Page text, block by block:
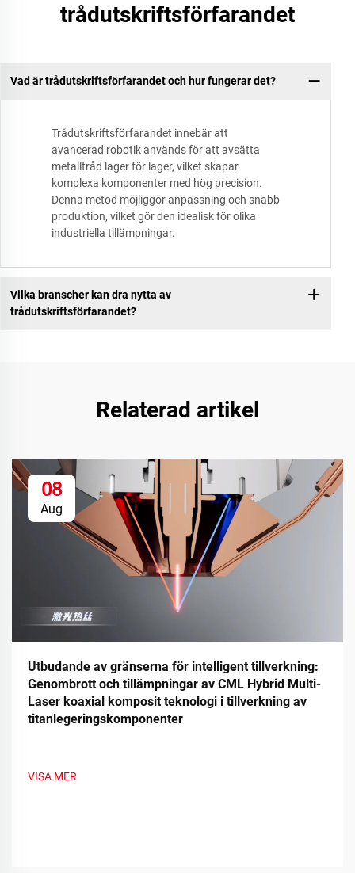
trådutskriftsförfarandet
Vad är trådutskriftsförfarandet och hur fungerar det?
Trådutskriftsförfarandet innebär att
avancerad robotik används för att avsätta
metalltråd lager för lager, vilket skapar
komplexa komponenter med hög precision.
Denna metod möjliggör anpassning och snabb
produktion, vilket gör den idealisk för olika
industriella tillämpningar.
Vilka branscher kan dra nytta av
trådutskriftsförfarandet?
Relaterad artikel
08
Aug
Utbudande av gränserna för intelligent tillverkning:
Genombrott och tillämpningar av CML Hybrid Multi-
Laser koaxial komposit teknologi i tillverkning av
titanlegeringskomponenter
VISA MER